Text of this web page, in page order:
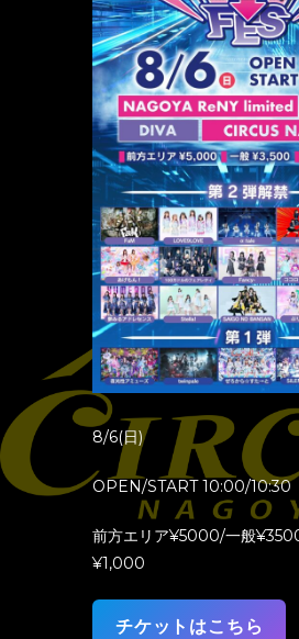
8/6(日)
OPEN/START 10:00/10:30
前方エリア¥5000/一般
¥1,000
チケットはこちら